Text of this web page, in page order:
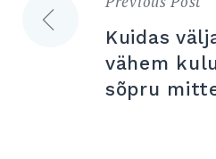
Kuidas
vähem
sõpru